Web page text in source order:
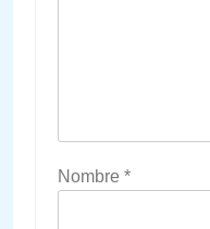
Nombre *